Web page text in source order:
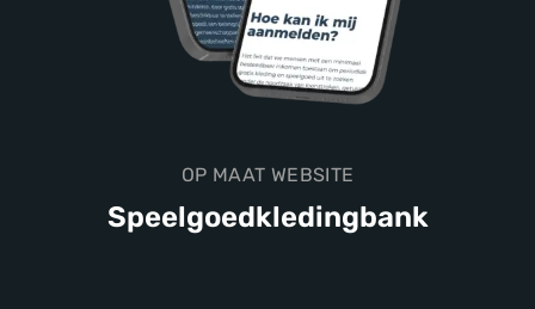
OP MAAT WEBSITE
Speelgoedkledingbank